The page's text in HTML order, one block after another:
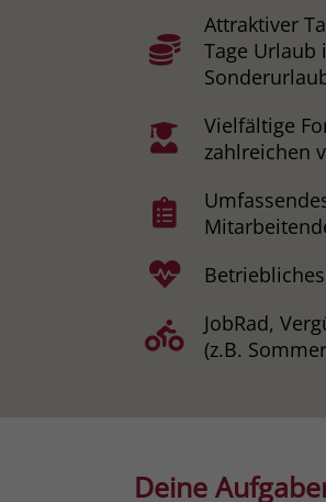
Attraktiver
Tage Urlaub
Vielfältige
zahlreichen
JobRad,
(z.B.
Deine